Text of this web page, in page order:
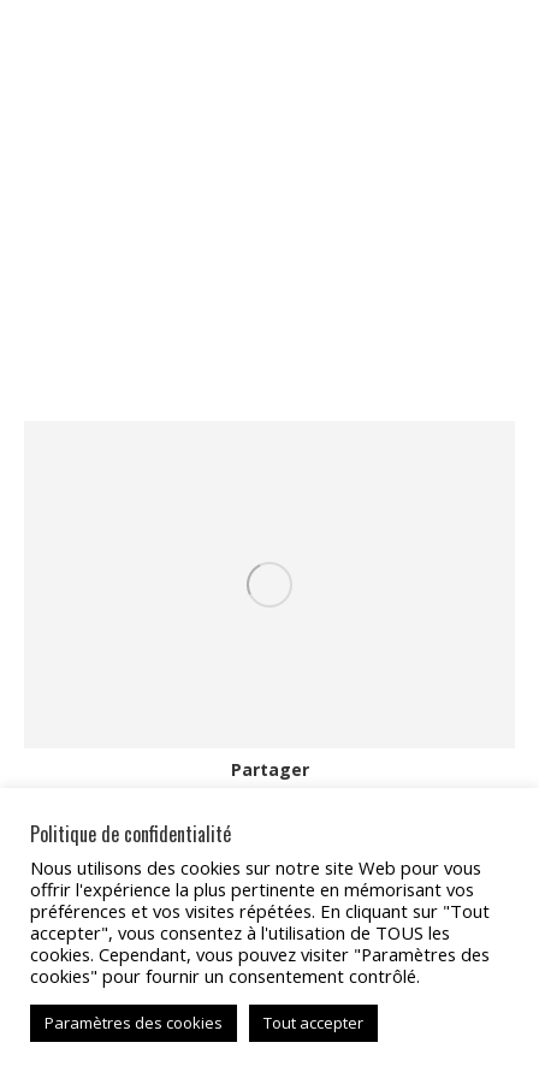
Partager
Partager
sur
Facebook
Partager
sur
X
sur
Pinterest
sur
LinkedIn
sur
WhatsApp
Copyright 2022 - TAT Services
BAS
Politique de confidentialité
Nous utilisons des cookies sur notre site Web pour vous
offrir l'expérience la plus pertinente en mémorisant vos
préférences et vos visites répétées. En cliquant sur "Tout
accepter", vous consentez à l'utilisation de TOUS les
cookies. Cependant, vous pouvez visiter "Paramètres des
cookies" pour fournir un consentement contrôlé.
Paramètres des cookies Tout accepter